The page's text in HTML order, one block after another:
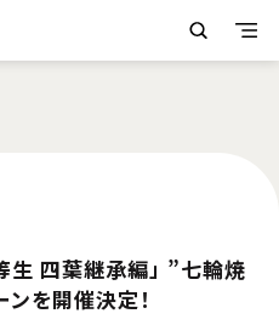
生 四葉継承編」 ”七輪焼
を開催決定！